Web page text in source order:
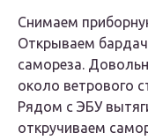
Снимаем
Открываем
самореза.
около ветрового
Рядом с ЭБУ
откручиваем